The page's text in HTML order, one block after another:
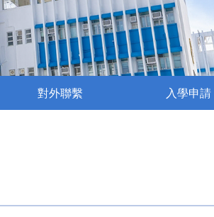
對外聯繫 入學申請